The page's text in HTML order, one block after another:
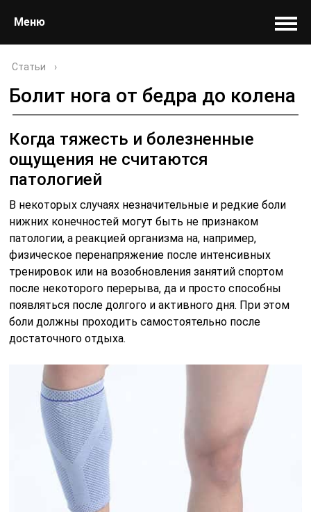
Меню
Статьи ›
Болит нога от бедра до колена
Когда тяжесть и болезненные
ощущения не считаются
патологией
В некоторых случаях незначительные и редкие боли
нижних конечностей могут быть не признаком
патологии, а реакцией организма на, например,
физическое перенапряжение после интенсивных
тренировок или на возобновления занятий спортом
после некоторого перерыва, да и просто способны
появляться после долгого и активного дня. При этом
боли должны проходить самостоятельно после
достаточного отдыха.